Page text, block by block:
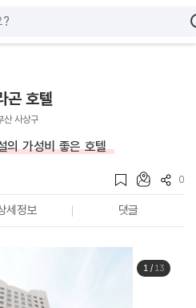
곤 호텔
산 사상구
의 가성비 좋은 호텔
0
세정보 댓글
1/ 13